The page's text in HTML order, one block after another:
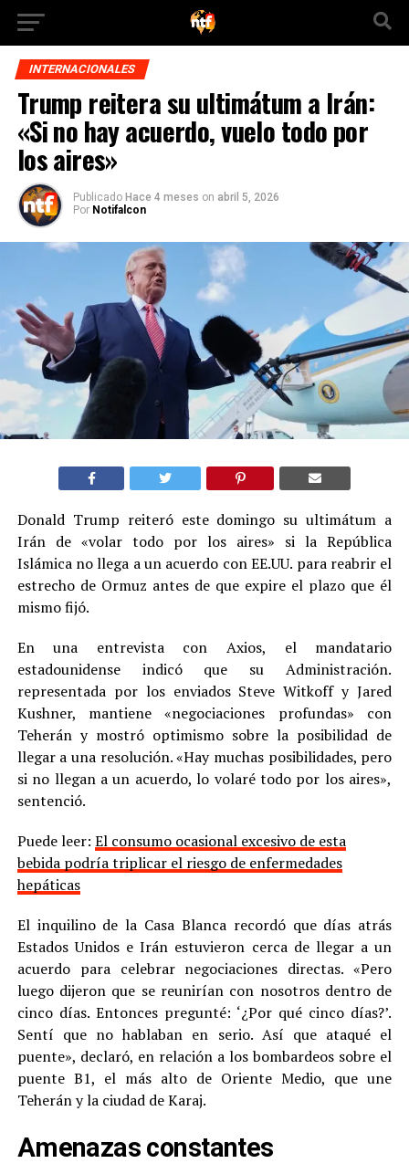
INTERNACIONALES
Trump reitera su ultimátum a Irán:
«Si no hay acuerdo, vuelo todo por
los aires»
Publicado Hace 4 meses on abril 5, 2026
Por Notifalcon
Donald Trump reiteró este domingo su ultimátum a
Irán de «volar todo por los aires» si la República
Islámica no llega a un acuerdo con EE.UU. para reabrir el
estrecho de Ormuz antes de que expire el plazo que él
mismo fijó.
En una entrevista con Axios, el mandatario
estadounidense indicó que su Administración.
representada por los enviados Steve Witkoff y Jared
Kushner, mantiene «negociaciones profundas» con
Teherán y mostró optimismo sobre la posibilidad de
llegar a una resolución. «Hay muchas posibilidades, pero
si no llegan a un acuerdo, lo volaré todo por los aires»,
sentenció.
Puede leer: El consumo ocasional excesivo de esta
bebida podría triplicar el riesgo de enfermedades
hepáticas
El inquilino de la Casa Blanca recordó que días atrás
Estados Unidos e Irán estuvieron cerca de llegar a un
acuerdo para celebrar negociaciones directas. «Pero
luego dijeron que se reunirían con nosotros dentro de
cinco días. Entonces pregunté: ‘¿Por qué cinco días?’.
Sentí que no hablaban en serio. Así que ataqué el
puente», declaró, en relación a los bombardeos sobre el
puente B1, el más alto de Oriente Medio, que une
Teherán y la ciudad de Karaj.
Amenazas constantes